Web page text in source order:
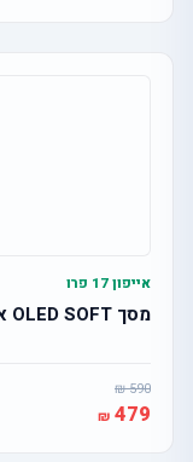
אייפון 17 פרו
מסך OLED SOFT אייפון 17 פרו
590
479